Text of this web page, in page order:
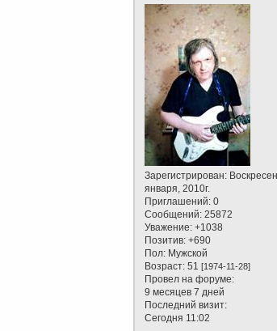
Зарегистрирован:
января, 2010г.
Приглашений: 0
Сообщений: 25872
Уважение: +1038
Позитив: +690
Пол: Мужской
Возраст: 51[1974-11-28]
Провел на форуме:
9 месяцев 7 дней
Последний визит:
Сегодня 11:02